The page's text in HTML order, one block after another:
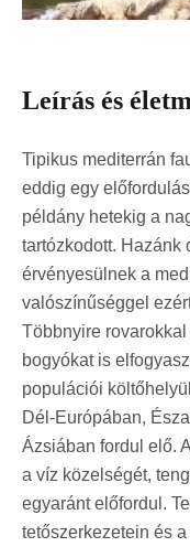
Leírás és
Tipikus mediterrán
eddig egy
példány hetekig a
tartózkodott. Hazánk
érvényesülnek a
valószínűséggel
Többnyire
bogyókat is
populációi
Dél-Európában,
Ázsiában fordul elő.
a víz közelségét,
egyaránt előfordul.
tetőszerkezetein és